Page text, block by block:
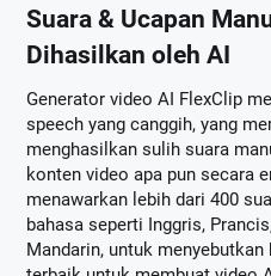
Suara & Ucapan
Dihasilkan oleh AI
Generator video AI FlexClip
speech yang canggih, yang
menghasilkan sulih suara
konten video apa pun secara
menawarkan lebih dari 400
bahasa seperti Inggris,
Mandarin, untuk